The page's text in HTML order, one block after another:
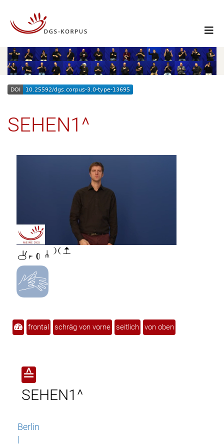
SEHEN1^

frontal schräg von vorne seitlich von oben
≙
SEHEN1^
Berlin
|